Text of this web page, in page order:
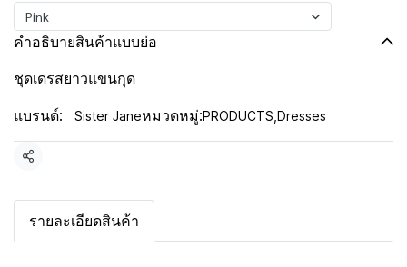
Pink
คำอธิบายสินค้าแบบย่อ
ชุดเดรสยาวแขนกุด
แบรนด์: Sister Janeหมวดหมู่:PRODUCTS Dresses
แชร์
รายละเอียดสินค้า